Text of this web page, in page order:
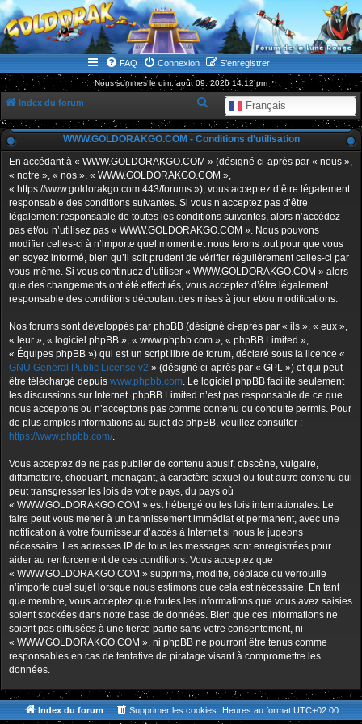
WWW.GOLDORAKGO.COM
le site de la Lune Rouge
FAQ Connexion S’enregistrer
Nous sommes le dim. août 09, 2026 14:12 pm
Index du forum Français
e
c
h
e
r
c
e
r
WWW.GOLDORAKGO.COM - Conditions d’utilisation
En accédant à « WWW.GOLDORAKGO.COM » (désigné ci-après par « nous »,
« notre », « nos », « WWW.GOLDORAKGO.COM »,
« https://www.goldorakgo.com:443/forums »), vous acceptez d’être légalement
responsable des conditions suivantes. Si vous n’acceptez pas d’être
légalement responsable de toutes les conditions suivantes, alors n’accédez
pas et/ou n’utilisez pas « WWW.GOLDORAKGO.COM ». Nous pouvons
modifier celles-ci à n’importe quel moment et nous ferons tout pour que vous
en soyez informé, bien qu’il soit prudent de vérifier régulièrement celles-ci par
vous-même. Si vous continuez d’utiliser « WWW.GOLDORAKGO.COM » alors
que des changements ont été effectués, vous acceptez d’être légalement
responsable des conditions découlant des mises à jour et/ou modifications.
Nos forums sont développés par phpBB (désigné ci-après par « ils », « eux »,
« leur », « logiciel phpBB », « www.phpbb.com », « phpBB Limited »,
« Équipes phpBB ») qui est un script libre de forum, déclaré sous la licence «
GNU General Public License v2 » (désigné ci-après par « GPL ») et qui peut
être téléchargé depuis www.phpbb.com. Le logiciel phpBB facilite seulement
les discussions sur Internet. phpBB Limited n’est pas responsable de ce que
nous acceptons ou n’acceptons pas comme contenu ou conduite permis. Pour
de plus amples informations au sujet de phpBB, veuillez consulter :
https://www.phpbb.com/.
Vous acceptez de ne pas publier de contenu abusif, obscène, vulgaire,
diffamatoire, choquant, menaçant, à caractère sexuel ou tout autre contenu qui
peut transgresser les lois de votre pays, du pays où
« WWW.GOLDORAKGO.COM » est hébergé ou les lois internationales. Le
faire peut vous mener à un bannissement immédiat et permanent, avec une
notification à votre fournisseur d’accès à Internet si nous le jugeons
nécessaire. Les adresses IP de tous les messages sont enregistrées pour
aider au renforcement de ces conditions. Vous acceptez que
« WWW.GOLDORAKGO.COM » supprime, modifie, déplace ou verrouille
n’importe quel sujet lorsque nous estimons que cela est nécessaire. En tant
que membre, vous acceptez que toutes les informations que vous avez saisies
soient stockées dans notre base de données. Bien que ces informations ne
soient pas diffusées à une tierce partie sans votre consentement, ni
« WWW.GOLDORAKGO.COM », ni phpBB ne pourront être tenus comme
responsables en cas de tentative de piratage visant à compromettre les
données.
Index du forum Heures au format UTC+02:00
Supprimer les cookies